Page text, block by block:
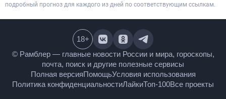
подробный прогноз для каждого из дней по соответствующим ссылкам.
© Рамблер — главные новости России и мира,
гороскопы, почта, поиск и другие полезные сервисы
Полная версияПомощьУсловия использования
Политика конфиденциальностиЛайкиТоп-100
18+